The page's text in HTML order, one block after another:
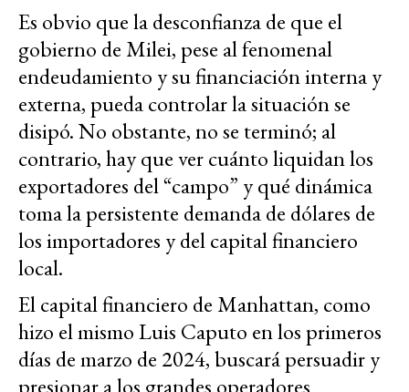
Es obvio que la desconfianza de que el
gobierno de Milei, pese al fenomenal
endeudamiento y su financiación interna y
externa, pueda controlar la situación se
disipó. No obstante, no se terminó; al
contrario, hay que ver cuánto liquidan los
exportadores del “campo” y qué dinámica
toma la persistente demanda de dólares de
los importadores y del capital financiero
local.
El capital financiero de Manhattan, como
hizo el mismo Luis Caputo en los primeros
días de marzo de 2024, buscará persuadir y
presionar a los grandes operadores